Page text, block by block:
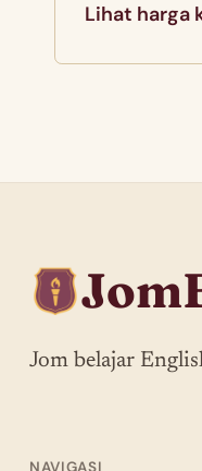
Lihat harga
Jom belajar
NAVIGASI